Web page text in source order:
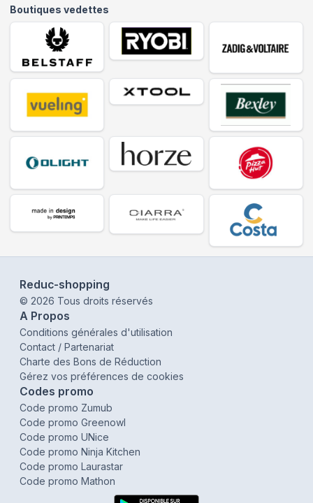
Boutiques vedettes
Reduc-shopping
© 2026 Tous droits réservés
A Propos
Conditions générales d'utilisation
Contact / Partenariat
Charte des Bons de Réduction
Gérez vos préférences de cookies
Codes promo
Code promo Zumub
Code promo Greenowl
Code promo UNice
Code promo Ninja Kitchen
Code promo Laurastar
Code promo Mathon